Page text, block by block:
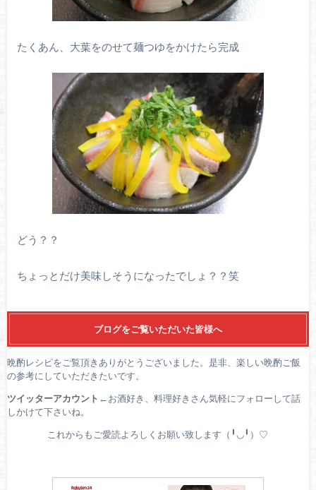
たくあん、大葉をのせて麺つゆをかけたら完成
どう？？
ちょっとだけ美味しそうになったでしょ？？笑
ブログをご覧いただいた皆様へ
晩酌レシピをご覧頂きありがとうございました。是非、楽しい晩酌ご飯
の参考にしていただきたいです。
ツイッターアカウント ←お酒好き、料理好きさん気軽にフォローして話
しかけて下さいね。
これからもご愛読よろしくお願い致します（╹◡╹）♡